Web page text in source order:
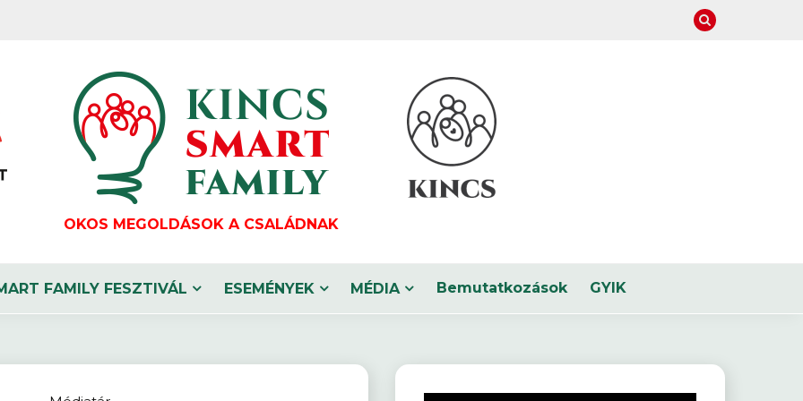
OKOS MEGOLDÁSOK A CSALÁDNAK
FAMILY FESZTIVÁL ESEMÉNYEK MÉDIA Bemutatkozások GYIK